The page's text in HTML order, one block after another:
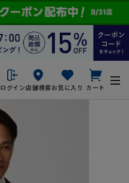
ログイン店舗検索お気に入り カート